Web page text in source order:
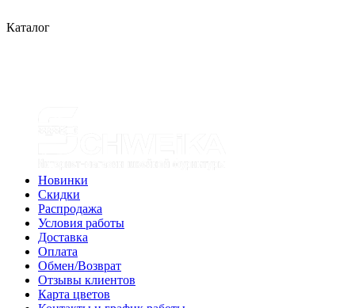
Каталог
Новинки
Скидки
Распродажа
Условия работы
Доставка
Оплата
Обмен/Возврат
Отзывы клиентов
Карта цветов